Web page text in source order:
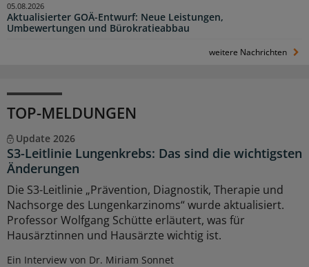
Aktualisierter GOÄ-Entwurf: Neue Leistungen,
Umbewertungen und Bürokratieabbau
05.08.2026
weitere Nachrichten
TOP-MELDUNGEN
Update 2026
S3-Leitlinie Lungenkrebs: Das sind die wichtigsten
Änderungen
Die S3-Leitlinie „Prävention, Diagnostik, Therapie und
Nachsorge des Lungenkarzinoms“ wurde aktualisiert.
Professor Wolfgang Schütte erläutert, was für
Hausärztinnen und Hausärzte wichtig ist.
Ein Interview von Dr. Miriam Sonnet